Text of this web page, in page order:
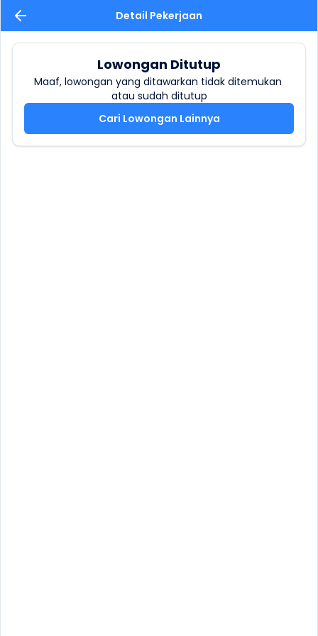
Detail Pekerjaan
Lowongan Ditutup
Maaf, lowongan yang ditawarkan tidak ditemukan
atau sudah ditutup
Cari Lowongan Lainnya